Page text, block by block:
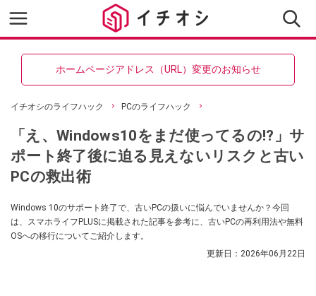
ホームページアドレス（URL）変更のお知らせ
イチオシのライフハック PCのライフハック
「え、Windows10をまだ使ってるの!?」サ
ポート終了後に迫る見えないリスクと古い
PCの救出術
Windows 10のサポート終了で、古いPCの扱いに悩んでいませんか？今回
は、スマホライフPLUSに掲載された記事を参考に、古いPCの再利用法や無料
OSへの移行についてご紹介します。
更新日： 2026年06月22日